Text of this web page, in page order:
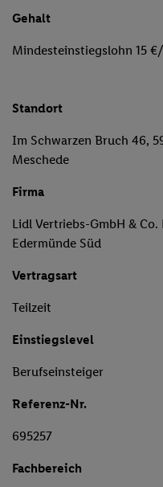
Gehalt
Mindesteinstiegslohn 15
Standort
Im Schwarzen Bruch 46,
Meschede
Firma
Lidl Vertriebs-GmbH & Co.
Edermünde Süd
Vertragsart
Teilzeit
Einstiegslevel
Berufseinsteiger
Referenz-Nr.
695257
Fachbereich